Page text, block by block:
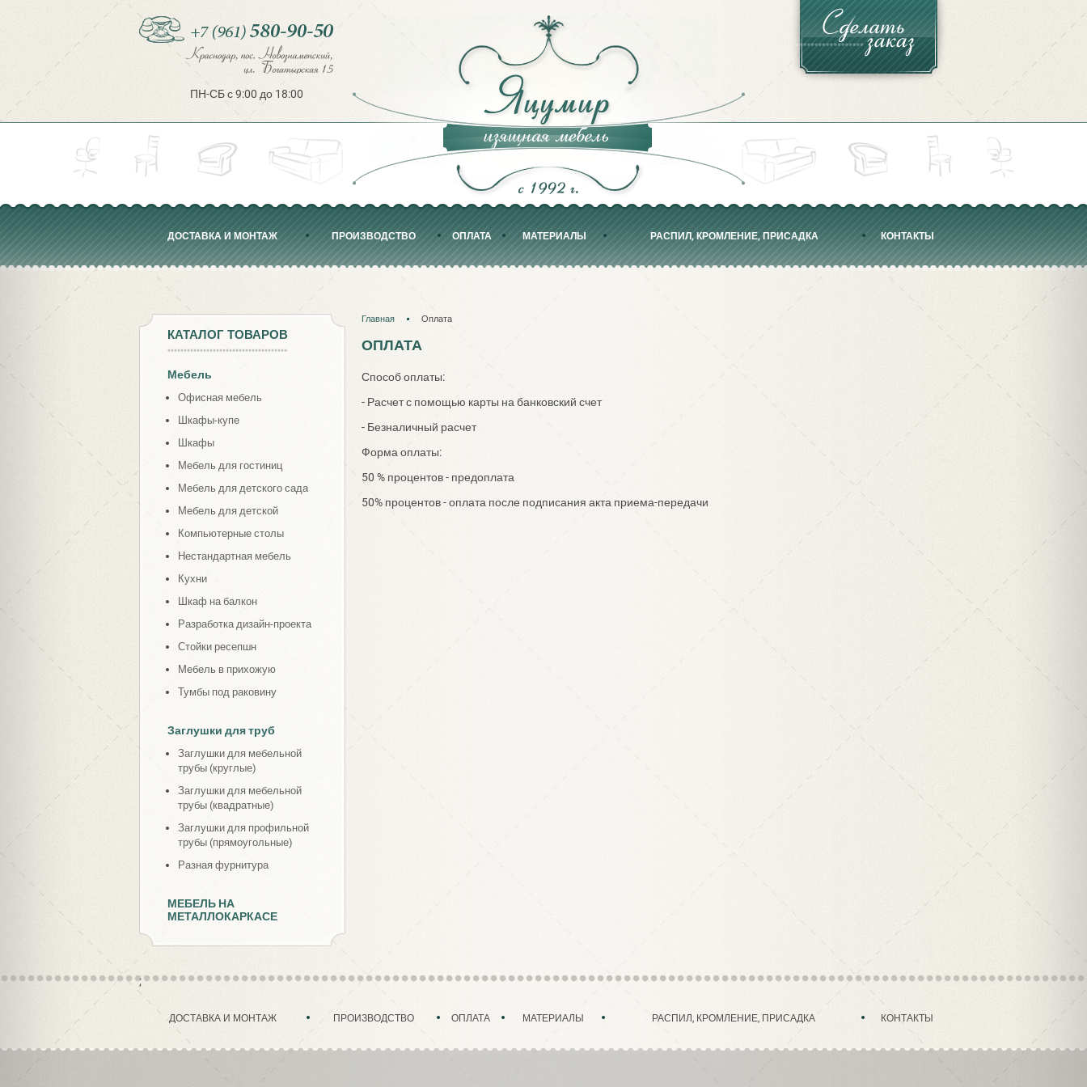
ПН-СБ с 9:00 до 18:00
ДОСТАВКА И МОНТАЖ ПРОИЗВОДСТВО ОПЛАТА МАТЕРИАЛЫ РАСПИЛ, КРОМЛЕНИЕ, ПРИСАДКА КОНТАКТЫ
Главная Оплата
ОПЛАТА
Способ оплаты:
- Расчет с помощью карты на банковский счет
- Безналичный расчет
Форма оплаты:
50 % процентов - предоплата
50% процентов - оплата после подписания акта приема-передачи
КАТАЛОГ ТОВАРОВ
Мебель
Офисная мебель
Шкафы-купе
Шкафы
Мебель для гостиниц
Мебель для детского сада
Мебель для детской
Компьютерные столы
Нестандартная мебель
Кухни
Шкаф на балкон
Разработка дизайн-проекта
Стойки ресепшн
Мебель в прихожую
Тумбы под раковину
Заглушки для труб
Заглушки для мебельной
трубы (круглые)
Заглушки для мебельной
трубы (квадратные)
Заглушки для профильной
трубы (прямоугольные)
Разная фурнитура
МЕБЕЛЬ НА
МЕТАЛЛОКАРКАСЕ
;
ДОСТАВКА И МОНТАЖ ПРОИЗВОДСТВО ОПЛАТА МАТЕРИАЛЫ РАСПИЛ, КРОМЛЕНИЕ, ПРИСАДКА КОНТАКТЫ